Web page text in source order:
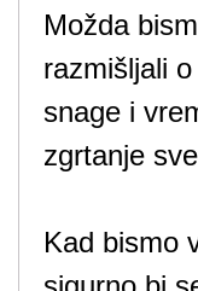
Možda
razmišljali
snage i
zgrtanje
Kad bismo